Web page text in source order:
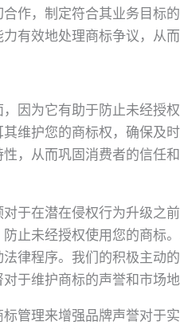
作，制定符合其业务目标
有效地处理商标争议，从
因为它有助于防止未经授
维护您的商标权，确保及
，从而巩固消费者的信任
于在潜在侵权行为升级之
止未经授权使用您的商标
律程序。我们的积极主动
于维护商标的声誉和市场
管理来增强品牌声誉对于